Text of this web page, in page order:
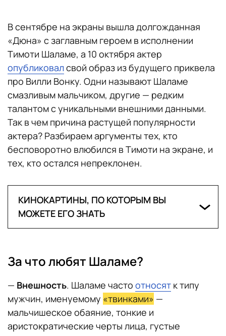
В сентябре на экраны вышла долгожданная
«Дюна» с заглавным героем в исполнении
Тимоти Шаламе, а 10 октября актер
опубликовалсвой образ из будущего приквела
про Вилли Вонку. Одни называют Шаламе
смазливым мальчиком, другие — редким
талантом с уникальными внешними данными.
Так в чем причина растущей популярности
актера? Разбираем аргументы тех, кто
бесповоротно влюбился в Тимоти на экране, и
тех, кто остался непреклонен.
КИНОКАРТИНЫ, ПО КОТОРЫМ ВЫ
МОЖЕТЕ ЕГО ЗНАТЬ
Нолана 2014 г.
Call Me by Your Name («Назови меня своим
именем») Лука Гуаданьино, 2017 г.
За что любят Шаламе?
— Внешность. Шаламе часто относят к типу
мужчин, именуемому «твинками» —
мальчишеское обаяние, тонкие и
аристократические черты лица, густые